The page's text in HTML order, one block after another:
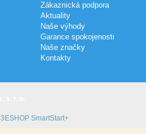
Zákaznická podpora
Aktuality
Naše výhody
Garance spokojenosti
Naše značky
Kontakty
3ESHOP SmartStart+